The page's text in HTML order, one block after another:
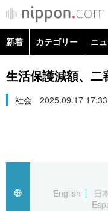
新着 カテゴリー ニ
政治・外交
経済・ビジネス
社会
文化
生活保護減額、
社会 2025.09.17
English
日